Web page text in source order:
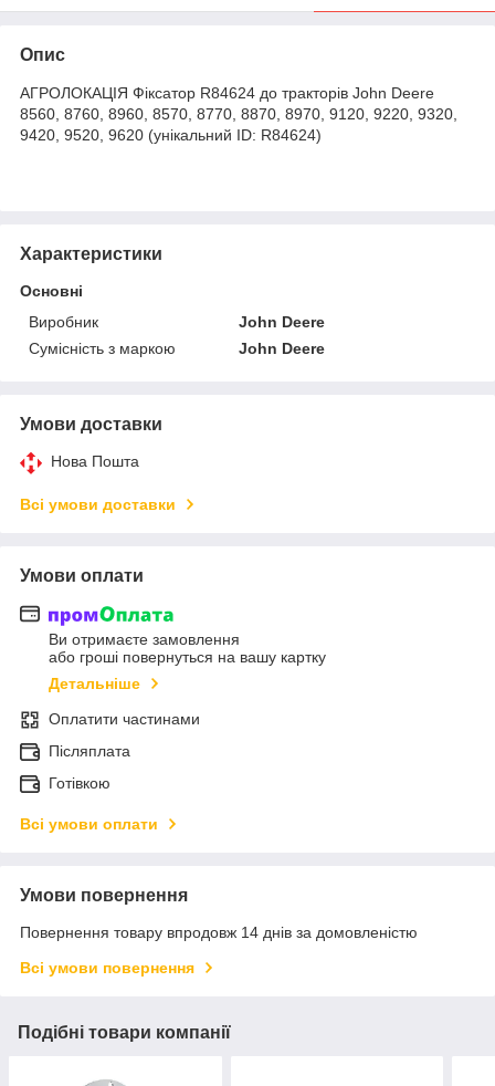
Опис
АГРОЛОКАЦІЯ Фіксатор R84624 до тракторів John Deere
8560, 8760, 8960, 8570, 8770, 8870, 8970, 9120, 9220, 9320,
9420, 9520, 9620 (унікальний ID: R84624)
Характеристики
Основні
Виробник
John Deere
Сумісність з маркою
John Deere
Умови доставки
Нова Пошта
Всі умови доставки
Умови оплати
Ви отримаєте замовлення
або гроші повернуться на вашу картку
Детальніше
Оплатити частинами
Післяплата
Готівкою
Всі умови оплати
Умови повернення
Повернення товару впродовж 14 днів за домовленістю
Всі умови повернення
Подібні товари компанії